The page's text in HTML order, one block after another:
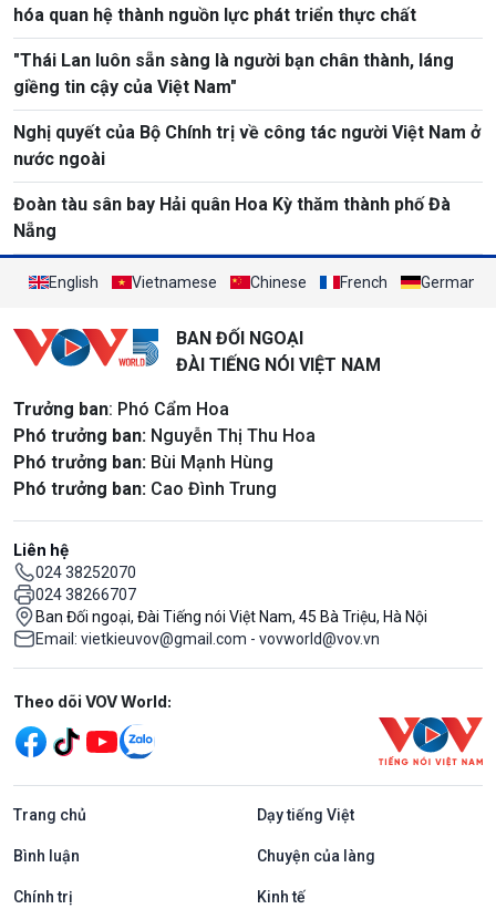
hóa quan hệ thành nguồn lực phát triển thực chất
"Thái Lan luôn sẵn sàng là người bạn chân thành, láng
giềng tin cậy của Việt Nam"
Nghị quyết của Bộ Chính trị về công tác người Việt Nam ở
nước ngoài
Đoàn tàu sân bay Hải quân Hoa Kỳ thăm thành phố Đà
Nẵng
English Vietnamese Chinese French German
BAN ĐỐI NGOẠI
ĐÀI TIẾNG NÓI VIỆT NAM
Trưởng ban: Phó Cẩm Hoa
Phó trưởng ban: Nguyễn Thị Thu Hoa
Phó trưởng ban: Bùi Mạnh Hùng
Phó trưởng ban: Cao Đình Trung
Liên hệ
024 38252070
024 38266707
Ban Đối ngoại, Đài Tiếng nói Việt Nam, 45 Bà Triệu, Hà Nội
Email: vietkieuvov@gmail.com - vovworld@vov.vn
Mạng xã hội
Theo dõi VOV World:
Trang chủ Dạy tiếng Việt
Bình luận Chuyện của làng
Chính trị Kinh tế